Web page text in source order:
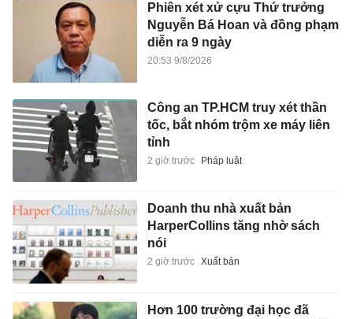
Phiên xét xử cựu Thứ trưởng
Nguyễn Bá Hoan và đồng phạm
diễn ra 9 ngày
20:53 9/8/2026
Công an TP.HCM truy xét thần
tốc, bắt nhóm trộm xe máy liên
tỉnh
2 giờ trước Pháp luật
Doanh thu nhà xuất bản
HarperCollins tăng nhờ sách
nói
2 giờ trước Xuất bản
Hơn 100 trường đại học đã